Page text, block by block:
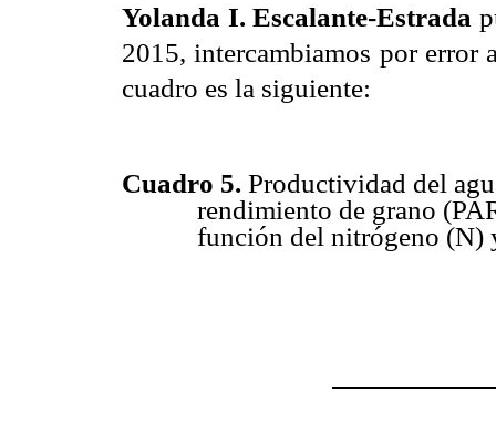
Yolanda I. Escalante-Estrada
2015, intercambiamos por error
cuadro es la siguiente:
Cuadro 5. Productividad del
rendimiento de grano (
función del nitrógeno (N)